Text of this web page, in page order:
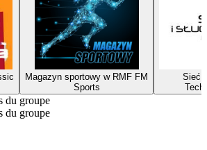
Magazyn sportowy w RMF FM
Sports
Sieć i
du groupe
du groupe